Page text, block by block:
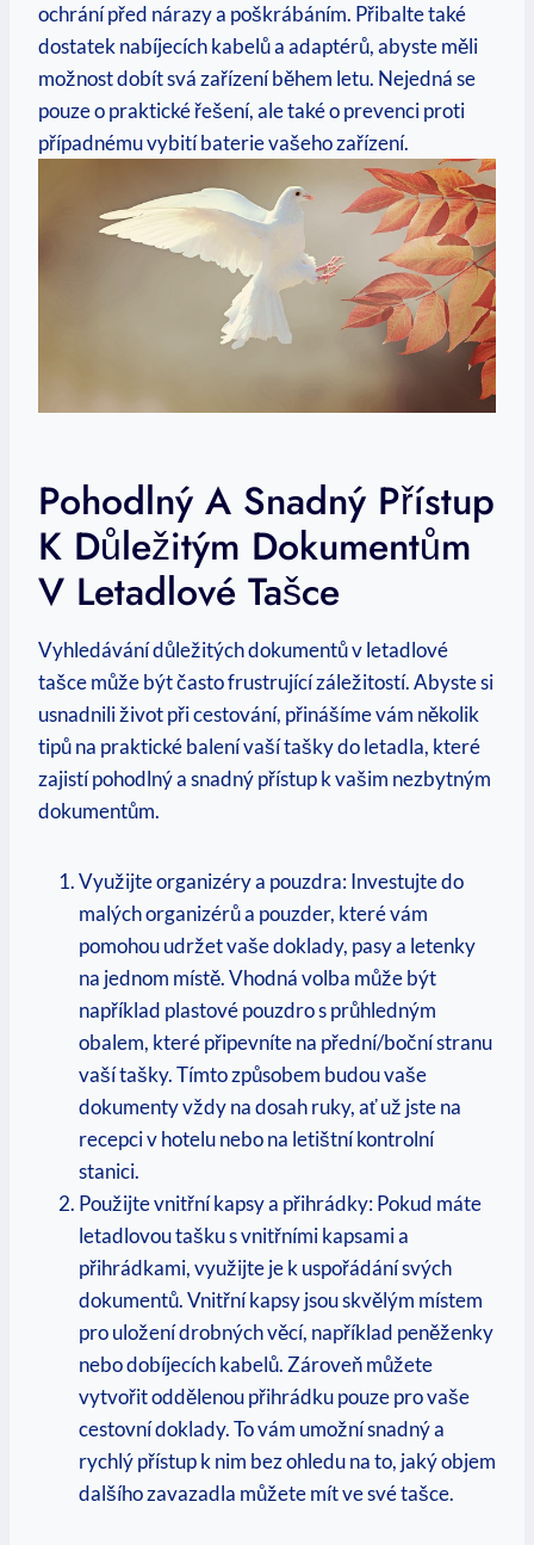
ochrání před nárazy a poškrábáním. Přibalte také
dostatek​ nabíjecích⁤ kabelů a adaptérů, abyste měli
možnost dobít svá zařízení během letu. Nejedná se
pouze o praktické řešení, ale také ‌o prevenci proti
případnému vybití baterie vašeho zařízení.
Pohodlný A Snadný Přístup
K Důležitým Dokumentům
V Letadlové Tašce
Vyhledávání důležitých dokumentů v letadlové
tašce může‌ být často frustrující záležitostí. ⁣Abyste si
usnadnili život při⁣ cestování, přinášíme vám několik
tipů na praktické balení vaší tašky ⁤do letadla,⁤ které
zajistí pohodlný a snadný přístup k ⁤vašim nezbytným
dokumentům.
Využijte organizéry a pouzdra: Investujte ​do
malých organizérů a pouzder, které vám
pomohou⁢ udržet vaše doklady, pasy a letenky
na jednom místě. Vhodná‌ volba může být⁤
například plastové pouzdro s průhledným
⁤obalem, které‌ připevníte na přední/boční ⁣stranu
⁢vaší tašky. Tímto způsobem ‍budou vaše
dokumenty vždy na dosah ruky, ať už jste na
recepci v ‌hotelu nebo na letištní ‍kontrolní
stanici.
Použijte vnitřní kapsy‍ a přihrádky: Pokud‌ máte
letadlovou tašku s vnitřními kapsami a
přihrádkami, využijte je k ⁤uspořádání svých
dokumentů. Vnitřní kapsy jsou skvělým místem
pro uložení drobných věcí, například peněženky
nebo ⁢dobíjecích kabelů. Zároveň můžete
vytvořit ‍oddělenou přihrádku pouze pro vaše
cestovní doklady. To vám umožní snadný a⁤
rychlý přístup k nim bez ohledu na to, ‍jaký objem
dalšího​ zavazadla můžete mít ve své tašce.